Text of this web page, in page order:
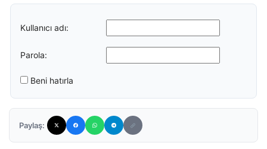
Kullanıcı adı:
Parola:
Beni hatırla
Paylaş: